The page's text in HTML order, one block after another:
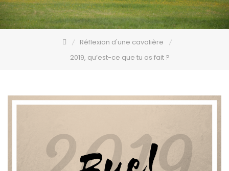
Réflexion d'une cavalière
2019, qu’est-ce que tu as fait ?